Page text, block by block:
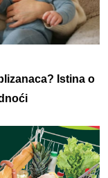
Istina o